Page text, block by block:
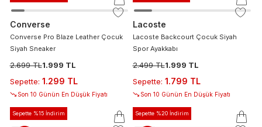
Converse
Converse Pro Blaze Leather Çocuk
Siyah Sneaker
2.699 TL1.999 TL
Sepette: 1.299 TL
Son 10 Günün En Düşük Fiyatı
Lacoste
Lacoste Backcourt Çocuk Siyah
Spor Ayakkabı
2.499 TL1.999 TL
Sepette: 1.799 TL
Son 10 Günün En Düşük Fiyatı
Sepette %15 İndirim Sepette %20 İndirim